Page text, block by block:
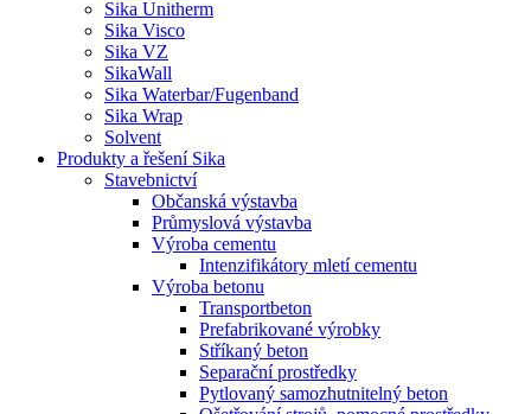
Sika Unitherm
Sika Visco
Sika VZ
SikaWall
Sika Waterbar/Fugenband
Sika Wrap
Solvent
Produkty a řešení Sika
Stavebnictví
Občanská výstavba
Průmyslová výstavba
Výroba cementu
Intenzifikátory mletí cementu
Výroba betonu
Transportbeton
Prefabrikované výrobky
Stříkaný beton
Separační prostředky
Pytlovaný samozhutnitelný beton